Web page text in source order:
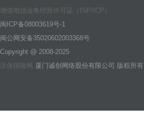
增值电信业务经营许可证（ISP/ICP）
闽ICP备08003619号-1
闽公网安备35020602003368号
Copyright @ 2008-2025
沃保保险网 厦门诚创网络股份有限公司 版权所有